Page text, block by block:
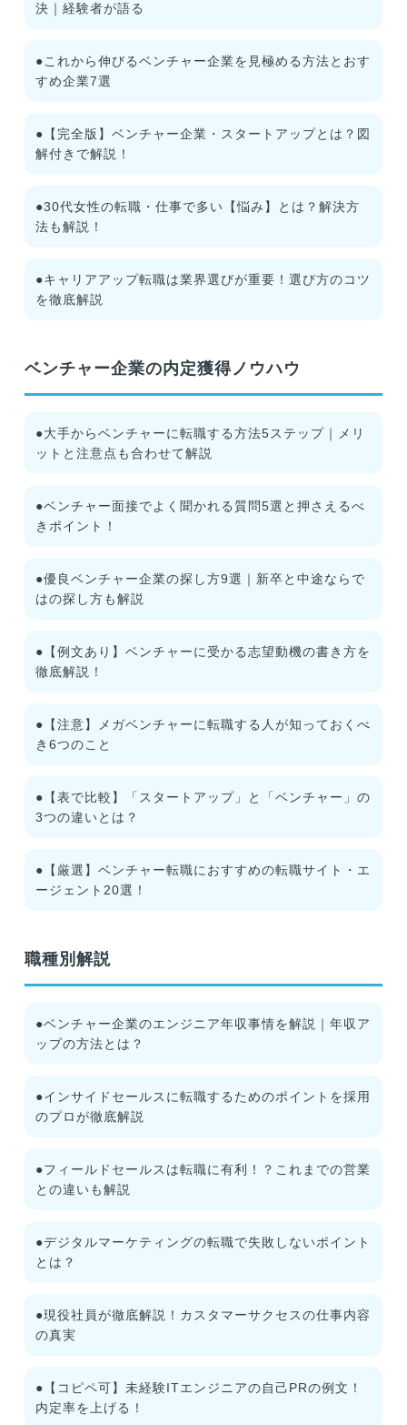
決｜経験者が語る
●これから伸びるベンチャー企業を見極める方法とおす
すめ企業7選
●【完全版】ベンチャー企業・スタートアップとは？図
解付きで解説！
●30代女性の転職・仕事で多い【悩み】とは？解決方
法も解説！
●キャリアアップ転職は業界選びが重要！選び方のコツ
を徹底解説
ベンチャー企業の内定獲得ノウハウ
●大手からベンチャーに転職する方法5ステップ｜メリ
ットと注意点も合わせて解説
●ベンチャー面接でよく聞かれる質問5選と押さえるべ
きポイント！
●優良ベンチャー企業の探し方9選｜新卒と中途ならで
はの探し方も解説
●【例文あり】ベンチャーに受かる志望動機の書き方を
徹底解説！
●【注意】メガベンチャーに転職する人が知っておくべ
き6つのこと
●【表で比較】「スタートアップ」と「ベンチャー」の
3つの違いとは？
●【厳選】ベンチャー転職におすすめの転職サイト・エ
ージェント20選！
職種別解説
●ベンチャー企業のエンジニア年収事情を解説｜年収ア
ップの方法とは？
●インサイドセールスに転職するためのポイントを採用
のプロが徹底解説
●フィールドセールスは転職に有利！？これまでの営業
との違いも解説
●デジタルマーケティングの転職で失敗しないポイント
とは？
●現役社員が徹底解説！カスタマーサクセスの仕事内容
の真実
●【コピペ可】未経験ITエンジニアの自己PRの例文！
内定率を上げる！